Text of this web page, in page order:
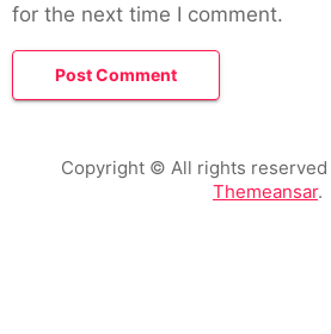
for the next time I comment.
Copyright © All rights reserved
Themeansar.